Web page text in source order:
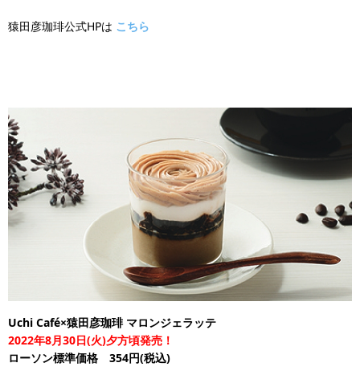
猿田彦珈琲公式HPは こちら
Uchi Café×猿田彦珈琲 マロンジェラッテ
2022年8月30日(火)夕方頃発売！
ローソン標準価格 354円(税込)